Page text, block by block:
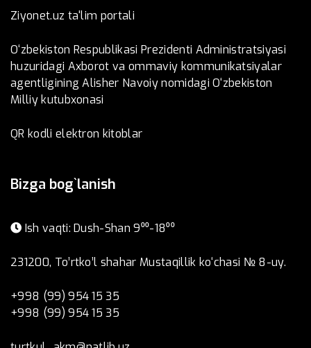
Ziyonet.uz ta'lim portali
O‘zbekiston Respublikasi Prezidenti Administratsiyasi
huzuridagi Axborot va ommaviy kommunikatsiyalar
agentligining Alisher Navoiy nomidagi O‘zbekiston
Milliy kutubxonasi
QR kodli elektron kitoblar
Bizga bog`lanish
Ish vaqti: Dush-Shan 9⁰⁰-18⁰⁰
231200, To’rtko’l shahar Mustaqillik ko‘chasi № 8-uy.
+998 (99) 954 15 35
+998 (99) 954 15 35